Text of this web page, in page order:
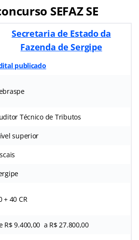
SEFAZ SE
Secretaria de Estado da
Fazenda de Sergipe
publicado
Técnico de Tributos
superior
+ 40 CR
R$ 9.400,00 a R$ 27.800,00